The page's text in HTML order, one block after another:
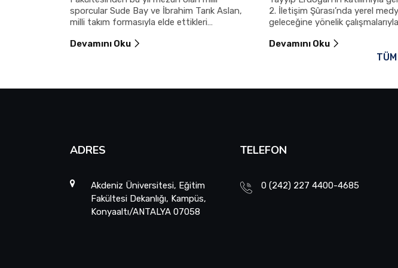
sporcular Sude Bay ve İbrahim Tarık Aslan,
milli takım formasıyla elde ettikleri
Türkiye’ye gurur yaşattı.
Devamını Oku
2. İletişim Şûrası’nda yerel
geleceğine yönelik
Devamını Oku
ADRES
Akdeniz Üniversitesi, Eğitim
Fakültesi Dekanlığı, Kampüs,
Konyaaltı/ANTALYA 07058
TELEFON
0 (242) 227 4400-4685